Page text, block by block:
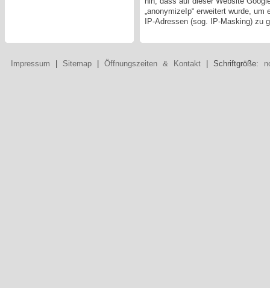
„anonymizeIp“ erweitert wurde,
IP-Adressen (sog. IP-Masking) zu
Impressum | Sitemap | Öffnungszeiten & Kontakt | Schriftgröße: